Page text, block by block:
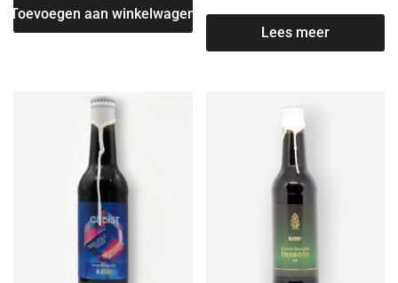
Toevoegen aan winkelwagen
Lees meer